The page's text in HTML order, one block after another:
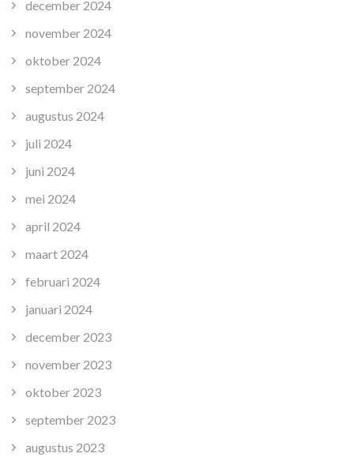
december 2024
november 2024
oktober 2024
september 2024
augustus 2024
juli 2024
juni 2024
mei 2024
april 2024
maart 2024
februari 2024
januari 2024
december 2023
november 2023
oktober 2023
september 2023
augustus 2023